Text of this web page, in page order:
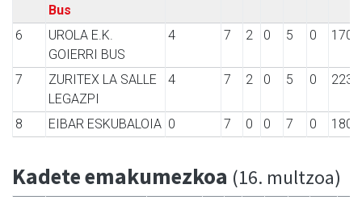
Bus
6
UROLA E.K.
GOIERRI BUS
4 7 2 0 5 0 170
7
ZURITEX LA SALLE
LEGAZPI
4 7 2 0 5 0 223
8 EIBAR ESKUBALOIA 0 7 0 0 7 0 180
Kadete emakumezkoa (16. multzoa)